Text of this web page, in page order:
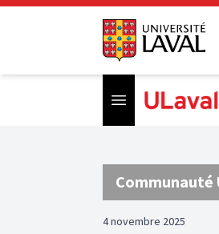
Open menu
Communauté
4 novembre 2025